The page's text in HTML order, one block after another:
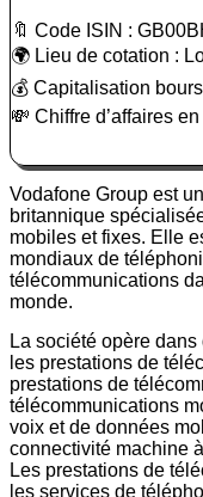
🔖 Code ISIN :
🌍 Lieu de cotation :
💰 Capitalisation
💸 Chiffre d’affaires
Vodafone Group est
britannique
mobiles et fixes. Elle
mondiaux de
télécommunications
monde.
La société opère
les prestations de
prestations de
télécommunications
voix et de données
connectivité machine
Les prestations de
les services de